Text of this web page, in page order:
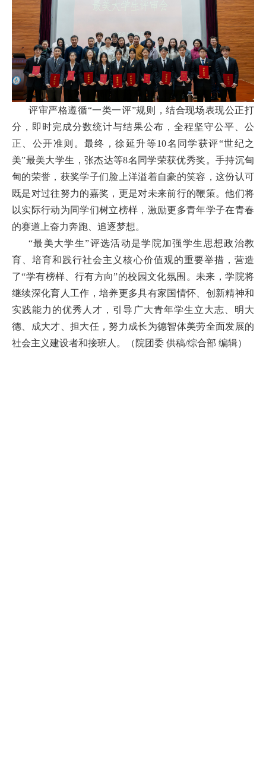
评审严格遵循“一类一评”规则，结合现场表现公正打
分，即时完成分数统计与结果公布，全程坚守公平、公
正、公开准则。最终，徐延升等10名同学获评“世纪之
美”最美大学生，张杰达等8名同学荣获优秀奖。手持沉甸
甸的荣誉，获奖学子们脸上洋溢着自豪的笑容，这份认可
既是对过往努力的嘉奖，更是对未来前行的鞭策。他们将
以实际行动为同学们树立榜样，激励更多青年学子在青春
的赛道上奋力奔跑、追逐梦想。
“最美大学生”评选活动是学院加强学生思想政治教
育、培育和践行社会主义核心价值观的重要举措，营造
了“学有榜样、行有方向”的校园文化氛围。未来，学院将
继续深化育人工作，培养更多具有家国情怀、创新精神和
实践能力的优秀人才，引导广大青年学生立大志、明大
德、成大才、担大任，努力成长为德智体美劳全面发展的
社会主义建设者和接班人。（院团委 供稿/综合部 编辑）